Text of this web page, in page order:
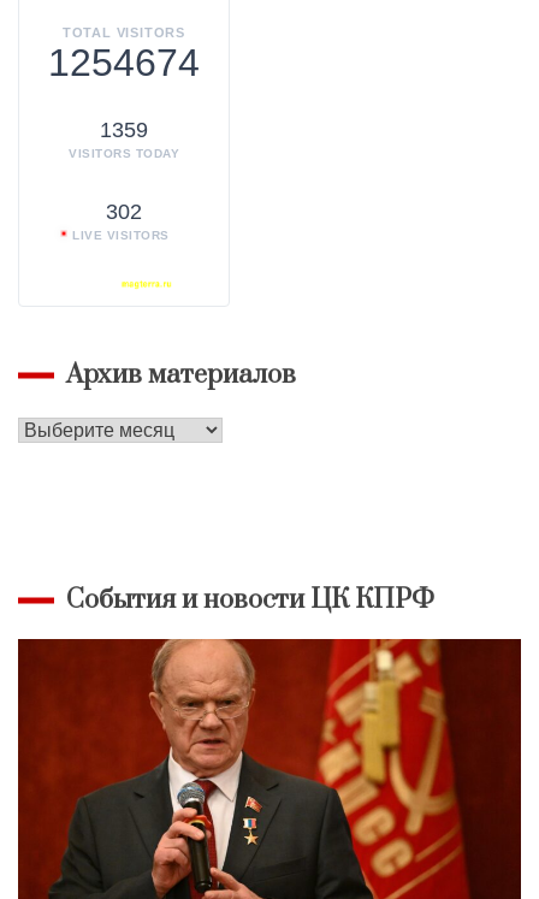
TOTAL VISITORS
1254674
1359
VISITORS TODAY
302
LIVE VISITORS
Архив материалов
Архив
События и новости ЦК КПРФ